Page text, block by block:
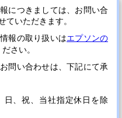
につきましては、お問い合
ていただきます。
報の取り扱いはエプソンの
さい。
問い合わせは、下記にて承
日、祝、当社指定休日を除